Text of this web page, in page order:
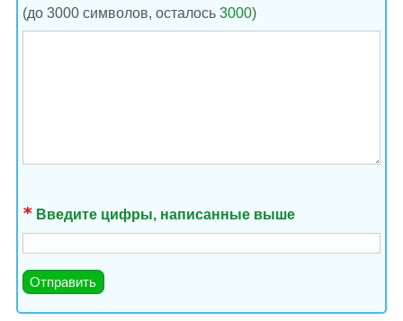
(до 3000 символов, осталось 3000)
Введите цифры, написанные выше